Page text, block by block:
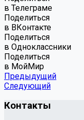
в Телеграме
Поделиться
в ВКонтакте
Поделиться
в Одноклассники
Поделиться
в МойМир
Предыдущий
Следующий
Контакты